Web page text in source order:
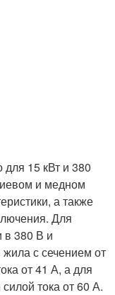
для 15 кВт и 380
и медном
а также
Для
в 380 В и
с сечением от
от 41 А, а для
тока от 60 А.